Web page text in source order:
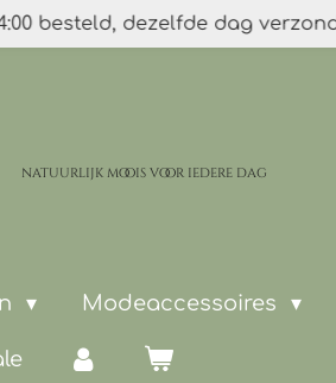
besteld, dezelfde dag
natuurlijk moois voor iedere dag
Modeaccessoires